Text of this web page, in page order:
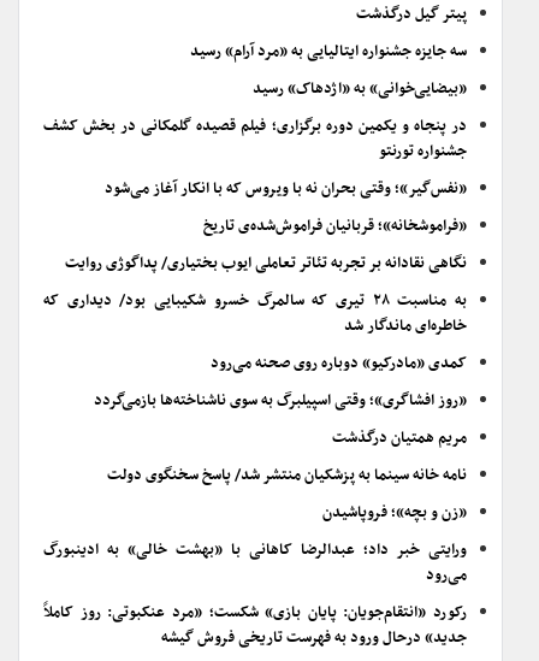
پیتر گیل درگذشت
سه جایزه جشنواره ایتالیایی به «مرد آرام» رسید
«بیضایی‌خوانی» به «اژدهاک» رسید
در پنجاه و یکمین دوره برگزاری؛ فیلم قصیده گلمکانی در بخش کشف
جشنواره تورنتو
«نفس‌گیر»؛ وقتی بحران نه با ویروس که با انکار آغاز می‌شود
«فراموشخانه»؛ قربانیان فراموش‌شده‌ی تاریخ
نگاهی نقادانه بر تجربه تئاتر تعاملی ایوب بختیاری/ پداگوژی روایت
به مناسبت ۲۸ تیری که سالمرگ خسرو شکیبایی بود/ دیداری که
خاطره‌ای ماندگار شد
کمدی «مادرکیو» دوباره روی صحنه می‌رود
«روز افشاگری»؛ وقتی اسپیلبرگ به سوی ناشناخته‌ها بازمی‌گردد
مریم همتیان درگذشت
نامه خانه سینما به پزشکیان منتشر شد/ پاسخ سخنگوی دولت
«زن و بچه»؛ فروپاشیدن
ورایتی خبر داد؛ عبدالرضا کاهانی با «بهشت خالی» به ادینبورگ
می‌رود
رکورد «انتقام‌جویان: پایان بازی» شکست؛ «مرد عنکبوتی: روز کاملاً
جدید» درحال ورود به فهرست تاریخی فروش گیشه